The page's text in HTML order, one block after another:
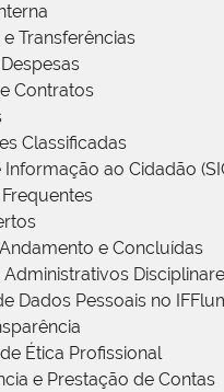
Transferências
Contratos
Classificadas
ao Cidadão
e Concluídas
Administrativos
Dados Pessoais no
Ética Profissional
e Prestação de Contas